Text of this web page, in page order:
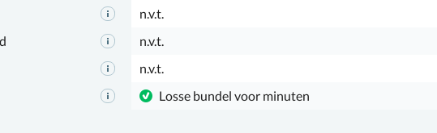
n.v.t.
n.v.t.
n.v.t.
Losse bundel voor minuten